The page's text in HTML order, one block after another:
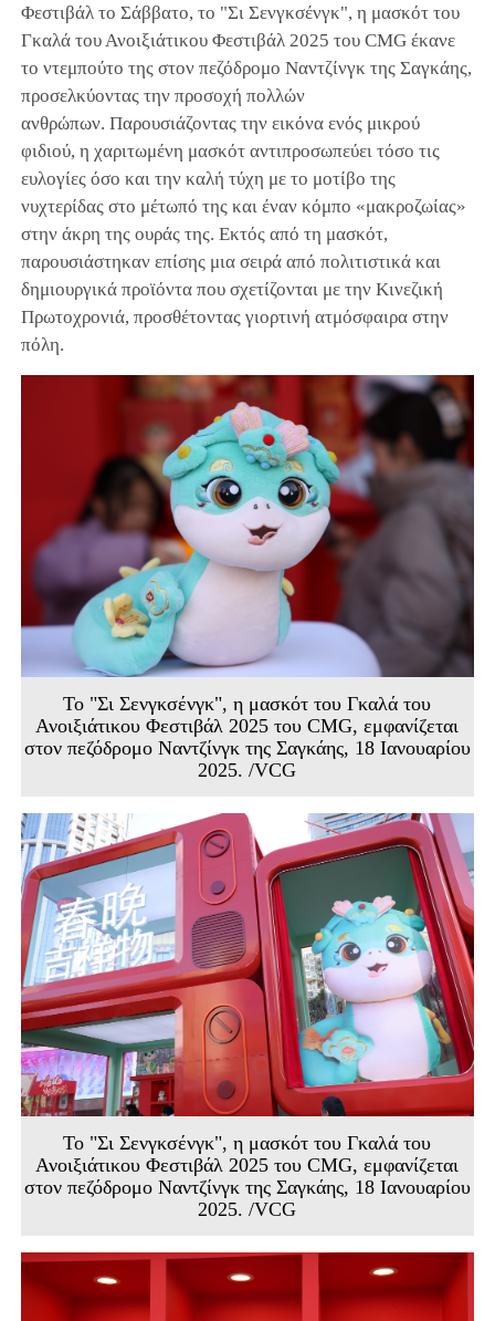
Φεστιβάλ το Σάββατο, το "Σι Σενγκσένγκ", η μασκότ του
Γκαλά του Ανοιξιάτικου Φεστιβάλ 2025 του CMG έκανε
το ντεμπούτο της στον πεζόδρομο Ναντζίνγκ της Σαγκάης,
προσελκύοντας την προσοχή πολλών
ανθρώπων. Παρουσιάζοντας την εικόνα ενός μικρού
φιδιού, η χαριτωμένη μασκότ αντιπροσωπεύει τόσο τις
ευλογίες όσο και την καλή τύχη με το μοτίβο της
νυχτερίδας στο μέτωπό της και έναν κόμπο «μακροζωίας»
στην άκρη της ουράς της. Εκτός από τη μασκότ,
παρουσιάστηκαν επίσης μια σειρά από πολιτιστικά και
δημιουργικά προϊόντα που σχετίζονται με την Κινεζική
Πρωτοχρονιά, προσθέτοντας γιορτινή ατμόσφαιρα στην
πόλη.
Το "Σι Σενγκσένγκ", η μασκότ του Γκαλά του
Ανοιξιάτικου Φεστιβάλ 2025 του CMG, εμφανίζεται
στον πεζόδρομο Ναντζίνγκ της Σαγκάης, 18 Ιανουαρίου
2025. /VCG
Το "Σι Σενγκσένγκ", η μασκότ του Γκαλά του
Ανοιξιάτικου Φεστιβάλ 2025 του CMG, εμφανίζεται
στον πεζόδρομο Ναντζίνγκ της Σαγκάης, 18 Ιανουαρίου
2025. /VCG